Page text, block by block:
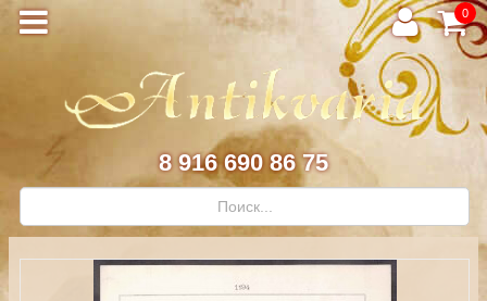
0
8 916 690 86 75